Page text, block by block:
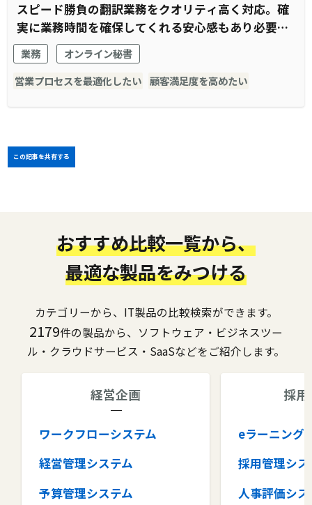
スピード勝負の翻訳業務をクオリティ高く対応。確
実に業務時間を確保してくれる安心感もあり必要不
可欠な存在に
業務
オンライン秘書
営業プロセスを最適化したい 顧客満足度を高めたい
この記事を共有する
おすすめ比較一覧から、
最適な製品をみつける
カテゴリーから、IT製品の比較検索ができます。
2179件の製品から、ソフトウェア・ビジネスツー
ル・クラウドサービス・SaaSなどをご紹介します。
経営企画
ワークフローシステム
経営管理システム
予算管理システム
採
eラーニング
採用管理シス
人事評価シス